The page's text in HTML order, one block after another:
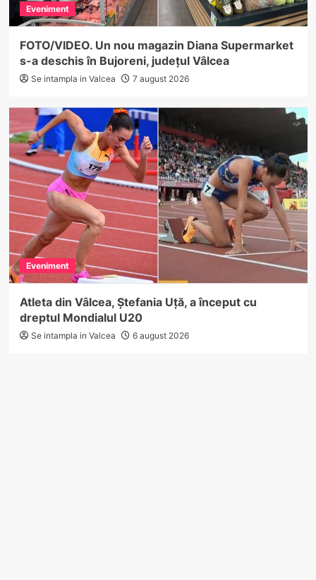
Eveniment
FOTO/VIDEO. Un nou magazin Diana Supermarket
s-a deschis în Bujoreni, județul Vâlcea
Se intampla in Valcea 7 august 2026
Eveniment
Atleta din Vâlcea, Ștefania Uță, a început cu
dreptul Mondialul U20
Se intampla in Valcea 6 august 2026